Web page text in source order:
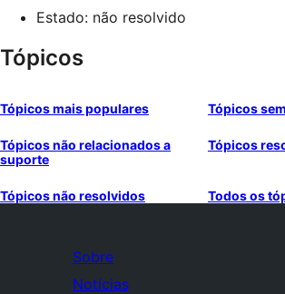
Estado: não resolvido
Tópicos
Tópicos mais populares Tópicos
Tópicos não relacionados a
suporte
Tópicos
Tópicos não resolvidos Todos os
Sobre
Notícias